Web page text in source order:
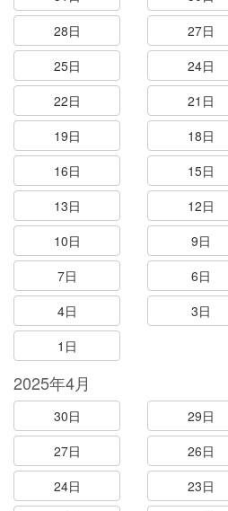
28日
27日
25日
24日
22日
21日
19日
18日
16日
15日
13日
12日
10日
9日
7日
6日
4日
3日
1日
2025年4月
30日 29日
27日
26日
24日
23日